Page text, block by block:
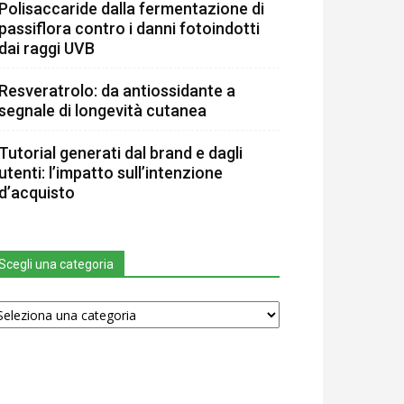
Polisaccaride dalla fermentazione di
passiflora contro i danni fotoindotti
dai raggi UVB
Resveratrolo: da antiossidante a
di longevità cutanea
Tutorial generati dal brand e dagli
utenti: l’impatto sull’intenzione
d’acquisto
una categoria